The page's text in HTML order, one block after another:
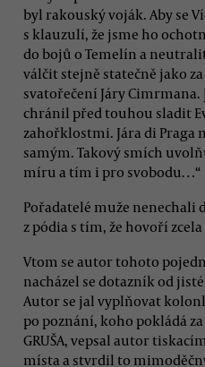
byl rakouský voják. Aby se
s klauzulí, že jsme ho
do bojů o Temelín a
válčit stejně statečně jako
svatořečení Járy Cimrmana.
chránil před touhou sladit
zahořklostmi. Jára di Praga
samým. Takový smích
míru a tím i pro svobodu…“
Pořadatelé muže nenechali
z pódia s tím, že hovoří zcela
Vtom se autor tohoto
nacházel se dotazník od
Autor se jal vyplňovat
po poznání, koho pokládá
GRUŠA, vepsal autor
místa a stvrdil to